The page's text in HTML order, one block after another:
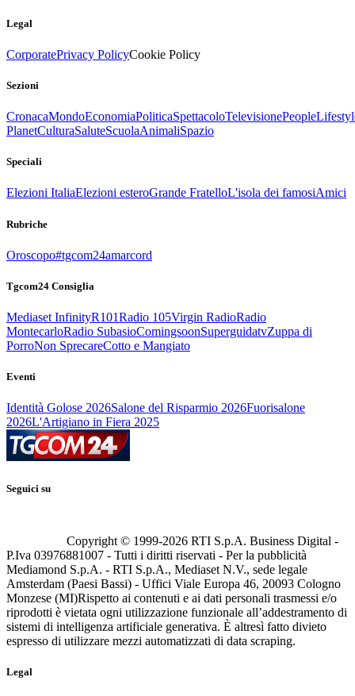
Legal
CorporatePrivacy PolicyCookie Policy
Sezioni
CronacaMondoEconomiaPoliticaSpettacoloTelevisionePeople
PlanetCulturaSaluteScuolaAnimaliSpazio
Speciali
Elezioni ItaliaElezioni esteroGrande FratelloL'isola dei famosiAmici
Rubriche
Oroscopo#tgcom24amarcord
Tgcom24 Consiglia
Mediaset InfinityR101Radio 105Virgin RadioRadio
MontecarloRadio SubasioComingsoonSuperguidatvZuppa di
PorroNon SprecareCotto e Mangiato
Eventi
Identità Golose 2026Salone del Risparmio 2026Fuorisalone
2026L'Artigiano in Fiera 2025
Seguici su
Copyright © 1999-2026 RTI S.p.A. Business Digital -
P.Iva 03976881007 - Tutti i diritti riservati - Per la pubblicità
Mediamond S.p.A. - RTI S.p.A., Mediaset N.V., sede legale
Amsterdam (Paesi Bassi) - Uffici Viale Europa 46, 20093 Cologno
Monzese (MI)Rispetto ai contenuti e ai dati personali trasmessi e/o
riprodotti è vietata ogni utilizzazione funzionale all’addestramento di
sistemi di intelligenza artificiale generativa. È altresì fatto divieto
espresso di utilizzare mezzi automatizzati di data scraping.
Legal